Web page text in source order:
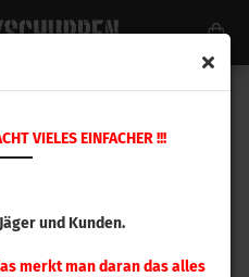
VIELES EINFACHER !!!
und Kunden.
merkt man daran das alles